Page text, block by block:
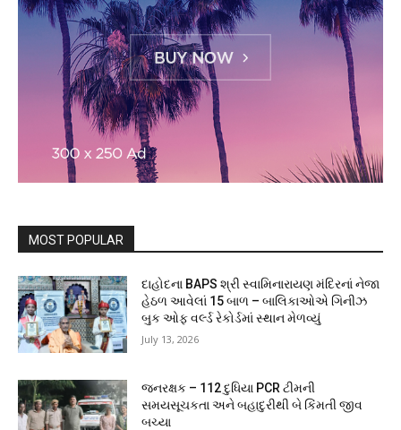
MOST POPULAR
દાહોદના BAPS શ્રી સ્વામિનારાયણ મંદિરનાં નેજા
હેઠળ આવેલાં 15 બાળ – બાલિકાઓએ ગિનીઝ
બુક ઓફ વર્લ્ડ રેકોર્ડમાં સ્થાન મેળવ્યું
July 13, 2026
જનરક્ષક – 112 દુધિયા PCR ટીમની
સમયસૂચકતા અને બહાદુરીથી બે કિંમતી જીવ
બચ્યા